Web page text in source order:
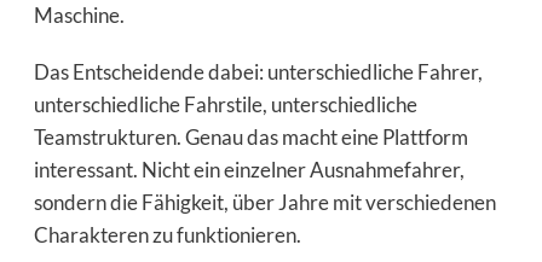
Maschine.
Das Entscheidende dabei: unterschiedliche Fahrer,
unterschiedliche Fahrstile, unterschiedliche
Teamstrukturen. Genau das macht eine Plattform
interessant. Nicht ein einzelner Ausnahmefahrer,
sondern die Fähigkeit, über Jahre mit verschiedenen
Charakteren zu funktionieren.